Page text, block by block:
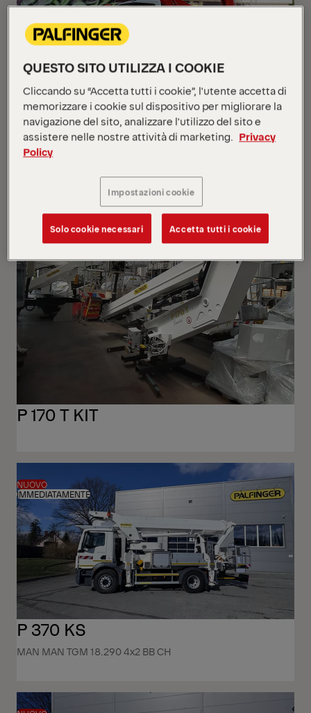
P200A-R
Iveco Iveco MY2024 GSR
NUOVO
P 170 T KIT
NUOVO
IMMEDIATAMENTE
P 370 KS
MAN MAN TGM 18.290 4x2 BB CH
QUESTO SITO UTILIZZA I COOKIE
Cliccando su “Accetta tutti i cookie”, l'utente accetta di
memorizzare i cookie sul dispositivo per migliorare la
navigazione del sito, analizzare l'utilizzo del sito e
assistere nelle nostre attività di marketing. Privacy
Policy
Impostazioni cookie
Solo cookie necessari Accetta tutti i cookie